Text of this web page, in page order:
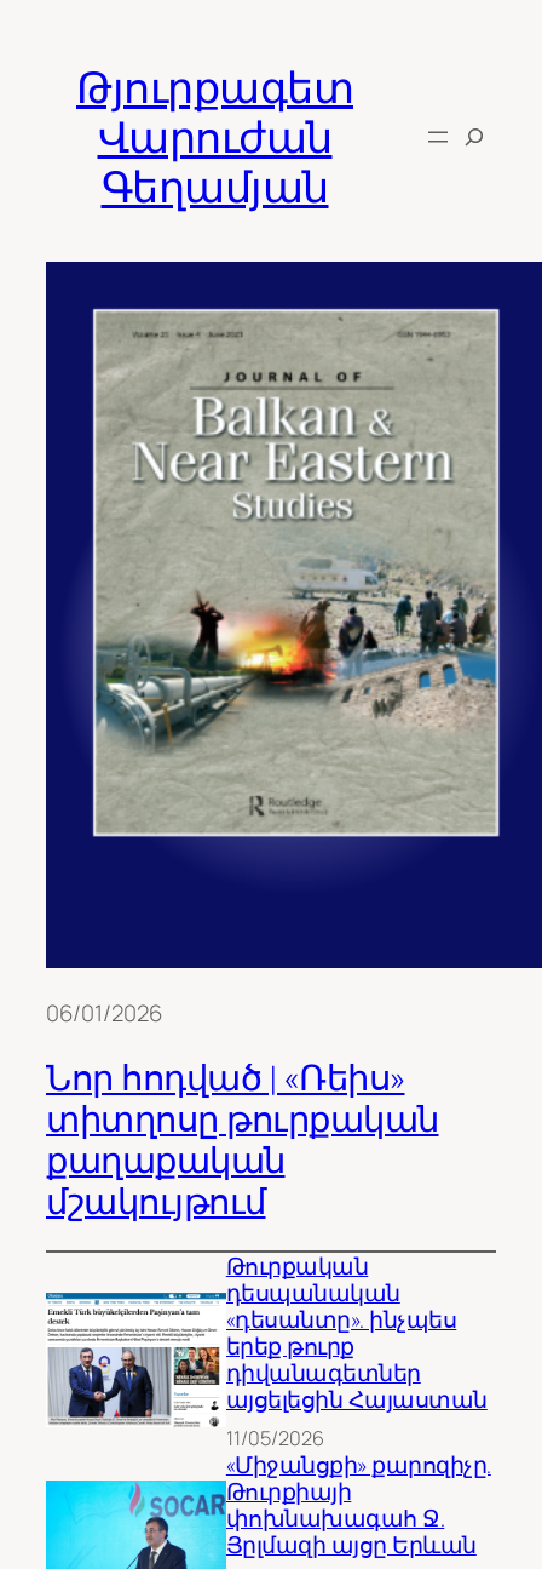
contentԹյուրքագետ
Վարուժան
Գեղամյան
06/01/2026
Նոր հոդված | «Ռեիս»
տիտղոսը թուրքական
քաղաքական
մշակույթում
Թուրքական
դեսպանական
«դեսանտը». ինչպես
երեք թուրք
դիվանագետներ
այցելեցին Հայաստան
11/05/2026
«Միջանցքի» քարոզիչը.
Թուրքիայի
փոխնախագահ Ջ.
Յըլմազի այցը Երևան